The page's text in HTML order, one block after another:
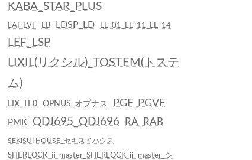
KABA_STAR_PLUS
LAF LVF LB LDSP_LD LE-01_LE-11_LE-14
LEF_LSP
LIXIL(リクシル)_TOSTEM(トステ
ム)
LIX_TE0 OPNUS_オプナス PGF_PGVF
PMK QDJ695_QDJ696 RA_RAB
SEKISUI HOUSE_セキスイハウス
SHERLOCK ⅱ master_SHERLOCK ⅲ master_シ